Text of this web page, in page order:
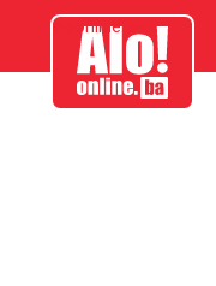
aloonline.ba